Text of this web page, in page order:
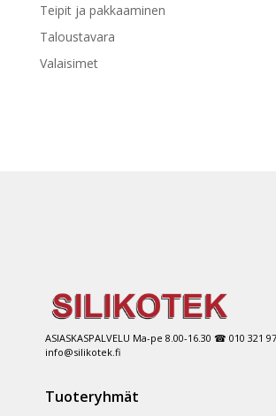
Teipit ja pakkaaminen
Taloustavara
Valaisimet
ASIASKASPALVELU Ma-pe 8.00-16.30 ☎ 010 321
info@silikotek.fi
Tuoteryhmät